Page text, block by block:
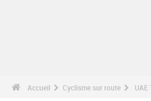
Accueil Cyclisme sur route